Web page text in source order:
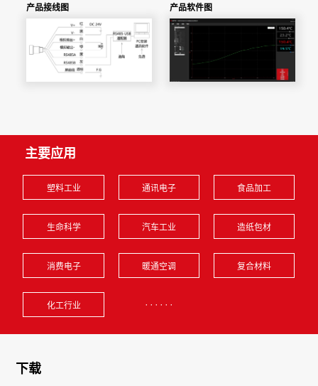
产品接线图 产品软件图
主要应用
塑料工业 通讯电子 食品加工
生命科学 汽车工业 造纸包材
消费电子 暖通空调 复合材料
化工行业 ······
下载